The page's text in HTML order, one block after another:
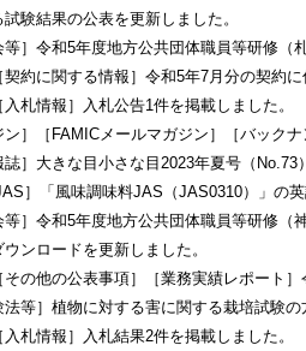
験結果の公表を更新しました。
等］令和5年度地方公共団体職員等研修（
契約に関する情報］令和5年7月分の契約
入札情報］入札公告1件を掲載しました。
ン］［FAMICメールマガジン］［バック
］大きな目小さな目2023年夏号（No.73
］「風味調味料JAS（JAS0310）」の
等］令和5年度地方公共団体職員等研修（
ンロードを更新しました。
その他の公表事項］［業務実績レポート
法等］植物に対する害に関する栽培試験
入札情報］入札結果2件を掲載しました。